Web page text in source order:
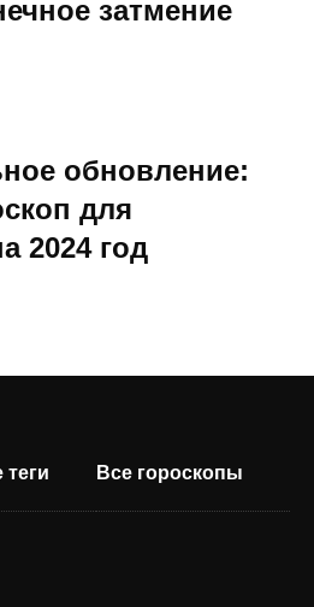
затмение
обновление:
для
2024 год
теги Все гороскопы